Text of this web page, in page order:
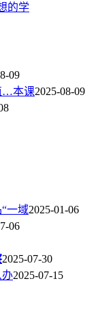
的学
09
…本课2025-08-09
一域2025-01-06
06
2025-07-30
办2025-07-15